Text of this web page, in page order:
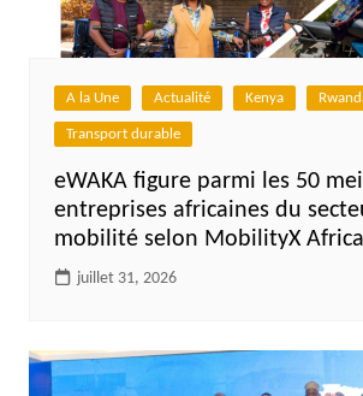
A la Une Actualité Kenya
Transport durable
eWAKA figure parmi les 50
entreprises africaines du
mobilité selon MobilityX Africa
juillet 31, 2026